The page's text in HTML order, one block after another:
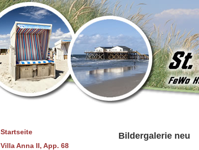
Startseite
Villa Anna II, App. 68
Bildergalerie neu